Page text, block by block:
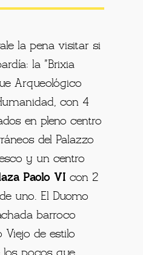
la pena visitar si
la "Brixia
Arqueológico
con 4
en pleno centro
del Palazzo
y un centro
Paolo VI con 2
uno. El Duomo
barroco
Viejo de estilo